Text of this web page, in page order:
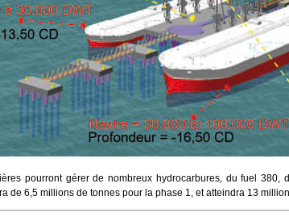
pourront gérer de nombreux hydrocarbures, du fuel 380,
de 6,5 millions de tonnes pour la phase 1, et atteindra 13